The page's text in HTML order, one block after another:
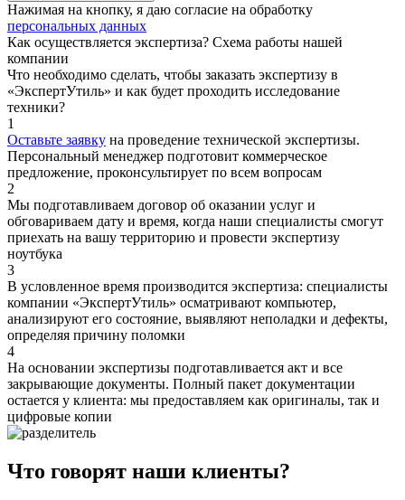
Нажимая на кнопку, я даю согласие на обработку
персональных данных
Как осуществляется экспертиза? Схема работы нашей
компании
Что необходимо сделать, чтобы заказать экспертизу в
«ЭкспертУтиль» и как будет проходить исследование
техники?
1
Оставьте заявку на проведение технической экспертизы.
Персональный менеджер подготовит коммерческое
предложение, проконсультирует по всем вопросам
2
Мы подготавливаем договор об оказании услуг и
обговариваем дату и время, когда наши специалисты смогут
приехать на вашу территорию и провести экспертизу
ноутбука
3
В условленное время производится экспертиза: специалисты
компании «ЭкспертУтиль» осматривают компьютер,
анализируют его состояние, выявляют неполадки и дефекты,
определяя причину поломки
4
На основании экспертизы подготавливается акт и все
закрывающие документы. Полный пакет документации
остается у клиента: мы предоставляем как оригиналы, так и
цифровые копии
Что говорят наши клиенты?